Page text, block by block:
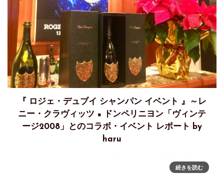
『 ロジェ・デュブイ シャンパン イベント 』～レ
ニー・クラヴィッツ × ドンペリニヨン「ヴィンテ
ージ2008」とのコラボ・イベント レポート by
haru
開催された、『 ロジェ・デュブイ シャンパン イベント 』
続きを読む